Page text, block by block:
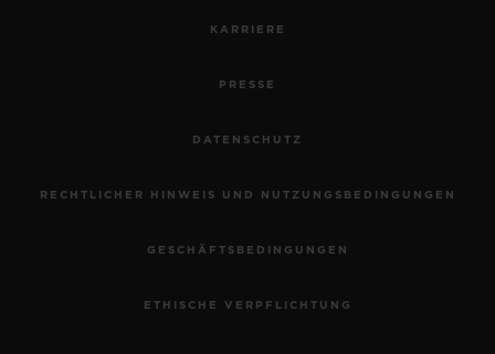
KARRIERE
PRESSE
DATENSCHUTZ
RECHTLICHER HINWEIS UND NUTZUNGSBEDINGUNGEN
GESCHÄFTSBEDINGUNGEN
ETHISCHE VERPFLICHTUNG